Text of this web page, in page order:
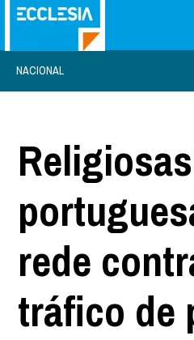
NACIONAL
Religiosas
rede
tráfico de